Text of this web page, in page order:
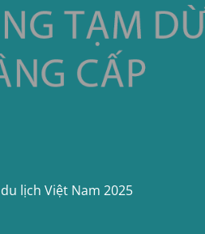
lịch Việt Nam 2025